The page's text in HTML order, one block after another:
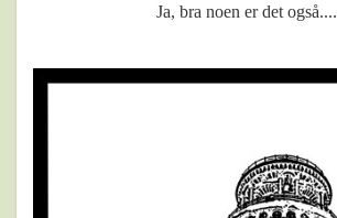
Ja, bra noen er det også....